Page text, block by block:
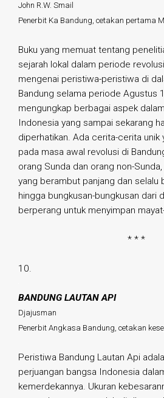
John R.W. Smail
Penerbit Ka Bandung, cetakan pertama
Buku yang memuat tentang
sejarah lokal dalam periode
mengenai peristiwa-peristiwa di
Bandung selama periode Agustus
mengungkap berbagai aspek
Indonesia yang sampai sekarang
diperhatikan. Ada cerita-cerita unik
pada masa awal revolusi di
orang Sunda dan orang non-Sunda,
yang berambut panjang dan selalu
hingga bungkusan-bungkusan dari
berperang untuk menyimpan
* * *
10.
BANDUNG LAUTAN API
Djajusman
Penerbit Angkasa Bandung, cetakan
Peristiwa Bandung Lautan Api
perjuangan bangsa Indonesia
kemerdekannya. Ukuran